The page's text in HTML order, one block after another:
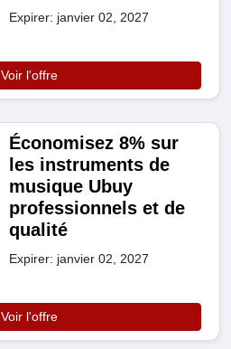
Expirer: janvier 02, 2027
Voir l'offre
Économisez 8% sur
les instruments de
musique Ubuy
professionnels et de
qualité
Expirer: janvier 02, 2027
Voir l'offre